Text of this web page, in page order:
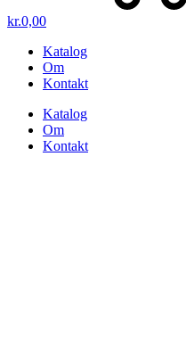
kr.0,00
Katalog
Om
Kontakt
Katalog
Om
Kontakt